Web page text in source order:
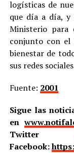
logísticas de
que día a día, y
Ministerio para
conjunto con el
bienestar de
sus redes
Fuente: 2001
Sigue las
en
Twitter
Facebook: